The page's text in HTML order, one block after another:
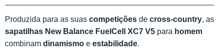
Produzida para as suas competições de cross-country, as
sapatilhas New Balance FuelCell XC7 V5 para homem
combinam dinamismo e estabilidade.